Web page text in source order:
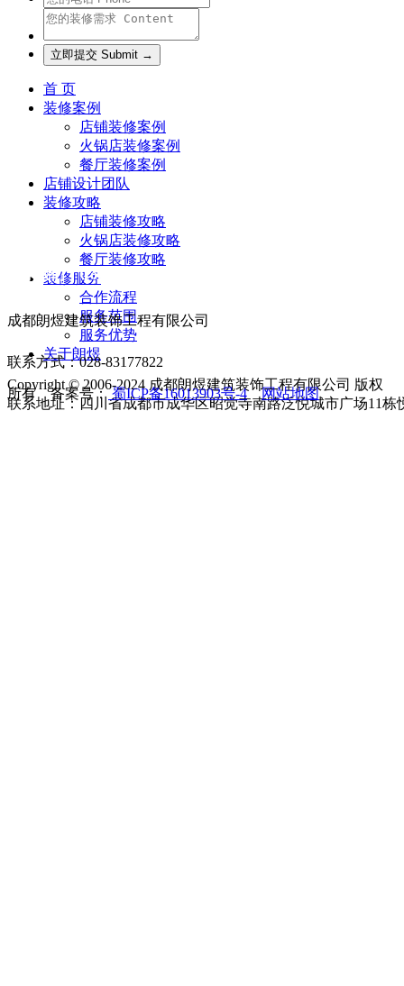
首 页
装修案例
店铺装修案例
火锅店装修案例
餐厅装修案例
店铺设计团队
装修攻略
店铺装修攻略
火锅店装修攻略
餐厅装修攻略
装修服务
合作流程
服务范围
服务优势
关于朗煜
联系我们 Contact us
成都朗煜建筑装饰工程有限公司
联系方式：028-83177822
联系地址：四川省成都市成华区昭觉寺南路泛悦城市广场11栋
Copyright © 2006-2024 成都朗煜建筑装饰工程有限公司 版权
所有 备案号：蜀ICP备16013903号-4 网站地图